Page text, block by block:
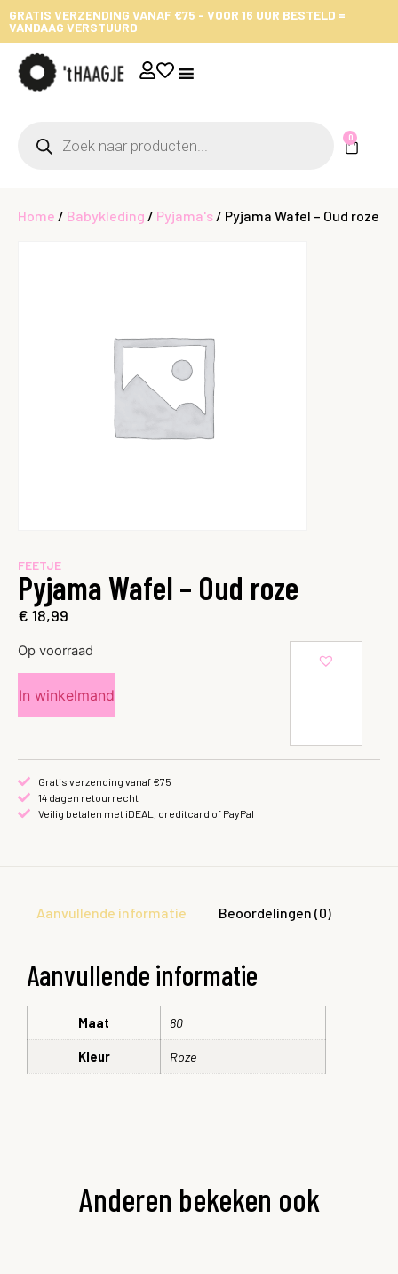
GRATIS VERZENDING VANAF €75 - VOOR 16 UUR BESTELD =
VANDAAG VERSTUURD
0
Home / Babykleding / Pyjama's / Pyjama Wafel – Oud roze
FEETJE
Pyjama Wafel – Oud roze
€ 18,99
Op voorraad
In winkelmand
Gratis verzending vanaf €75
14 dagen retourrecht
Veilig betalen met iDEAL, creditcard of PayPal
Aanvullende informatie Beoordelingen (0)
Aanvullende informatie
Maat 80
Kleur Roze
Anderen bekeken ook